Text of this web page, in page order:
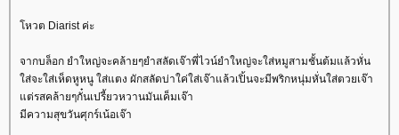
หวต Diarist ค่ะ
จากบล็อก ยำใหญ่จะคล้ายๆยำสลัดเจ๊าพี่ไวน์ยำใหญ่จะใส่หมูสามชั้นต้มแล้วหั่น
ส่จะใส่เห็ดหูหนู ใส่แตง ผักสลัดบ่าใค่ใส่เจ๊าแล้วเปิ้นจะมีพริกหนุ่มหั่นใส่ตวยเจ๊า
ต่รสคล้ายๆกั๋นเปรี้ยวหวานมันเค็มเจ๊า
มีความสุขวันศุกร์เน้อเจ๊า